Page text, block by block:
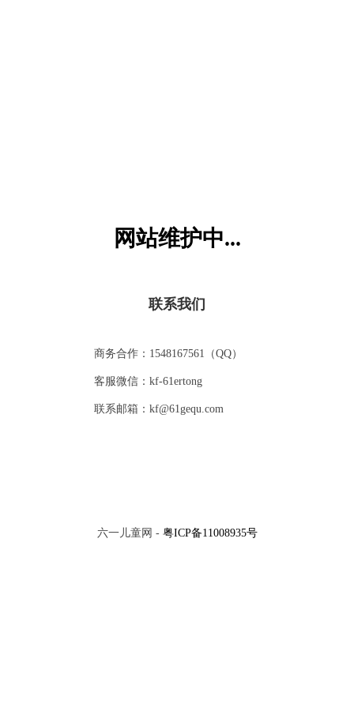
网站维护中...
联系我们
商务合作：1548167561（QQ）
客服微信：kf-61ertong
联系邮箱：kf@61gequ.com
六一儿童网 - 粤ICP备11008935号